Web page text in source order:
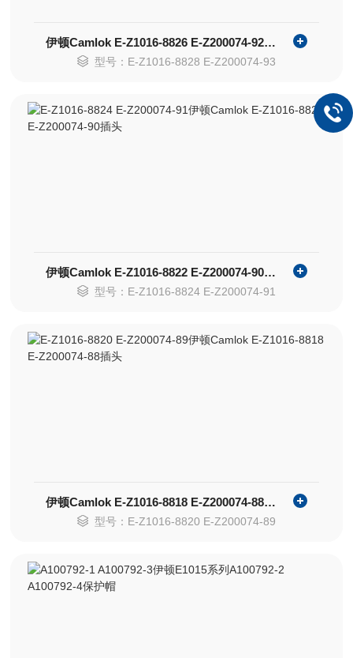
伊顿Camlok E-Z1016-8826 E-Z200074-92插头
型号：E-Z1016-8828 E-Z200074-93
伊顿Camlok E-Z1016-8822 E-Z200074-90插头
型号：E-Z1016-8824 E-Z200074-91
伊顿Camlok E-Z1016-8818 E-Z200074-88插头
型号：E-Z1016-8820 E-Z200074-89